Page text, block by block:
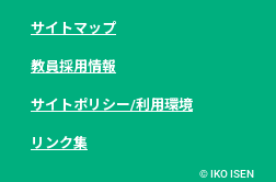
サイトマップ
教員採用情報
サイトポリシー/利用環境
リンク集
© IKO ISEN